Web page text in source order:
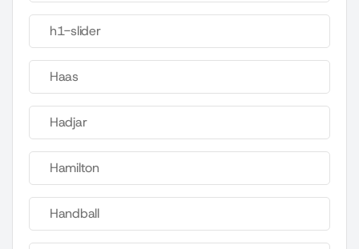
h1-slider
Haas
Hadjar
Hamilton
Handball